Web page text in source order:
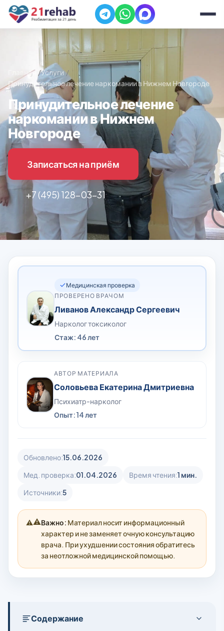
Главная
Услуги
Принудительное лечение наркомании в Нижнем Новгороде
Принудительное лечение
наркомании в Нижнем
Новгороде
Записаться на приём
+7 (495) 128-03-31
Медицинская проверка
ПРОВЕРЕНО ВРАЧОМ
Ливанов Александр Сергеевич
Нарколог токсиколог
Стаж: 46 лет
АВТОР МАТЕРИАЛА
Соловьева Екатерина Дмитриевна
Психиатр-нарколог
Опыт: 14 лет
Обновлено:15.06.2026
Мед. проверка:01.04.2026 Время чтения:1 мин.
Источники:5
⚠️Важно: Материал носит информационный
характер и не заменяет очную консультацию
врача. При ухудшении состояния обратитесь
за неотложной медицинской помощью.
Содержание